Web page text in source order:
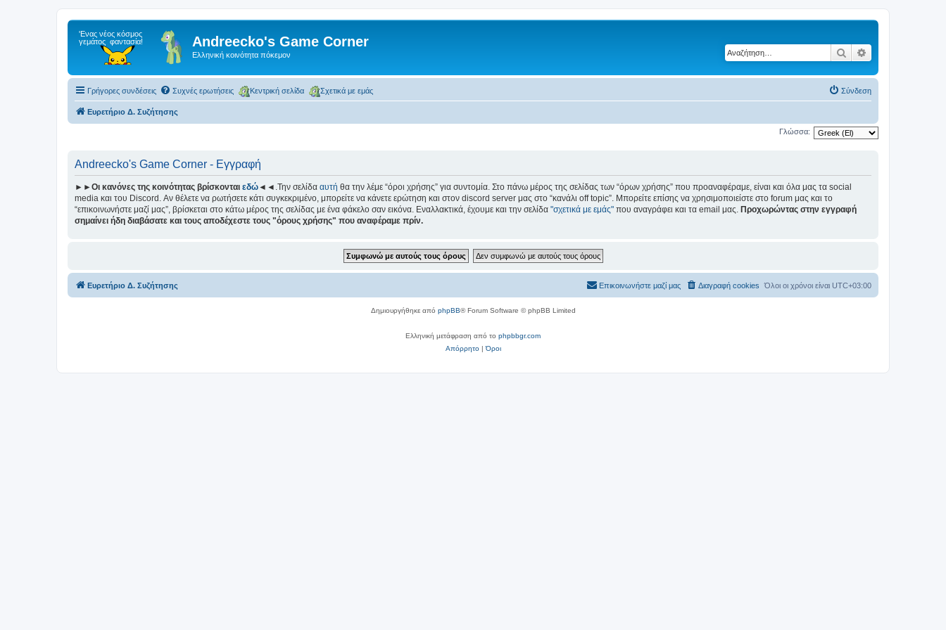
Andreecko's Game Corner
Ελληνική κοινότητα πόκεμον Αναζήτηση
Γρήγορες συνδέσεις Συχνές ερωτήσεις Κεντρική σελίδα Σχετικά με εμάς Σύνδεση
Ευρετήριο Δ. Συζήτησης
Γλώσσα:
Andreecko's Game Corner - Εγγραφή
►►Οι κανόνες της κοινότητας βρίσκονται εδώ◄◄.Την σελίδα αυτή θα την λέμε “όροι χρήσης” για συντομία. Στο πάνω μέρος της σελίδας των “όρων χρήσης” που προαναφέραμε, είναι και όλα μας τα social
media και του Discord. Αν θέλετε να ρωτήσετε κάτι συγκεκριμένο, μπορείτε να κάνετε ερώτηση και στον discord server μας στο “κανάλι off topic”. Μπορείτε επίσης να χρησιμοποιείστε στο forum μας και το
“επικοινωνήστε μαζί μας”, βρίσκεται στο κάτω μέρος της σελίδας με ένα φάκελο σαν εικόνα. Εναλλακτικά, έχουμε και την σελίδα "σχετικά με εμάς" που αναγράφει και τα email μας. Προχωρώντας στην εγγραφή
σημαίνει ήδη διαβάσατε και τους αποδέχεστε τους "όρους χρήσης" που αναφέραμε πρίν.
Ευρετήριο Δ. Συζήτησης Όλοι οι χρόνοι είναι UTC+03:00
Διαγραφή cookies
Επικοινωνήστε μαζί μας
Δημιουργήθηκε από phpBB® Forum Software © phpBB Limited
Ελληνική μετάφραση από το phpbbgr.com
Απόρρητο|Όροι